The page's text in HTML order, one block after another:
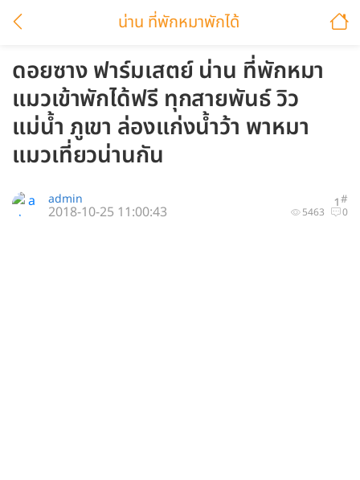
น่าน ที่พักหมาพักได้
ดอยซาง ฟาร์มเสตย์ น่าน ที่พักหมา
แมวเข้าพักได้ฟรี ทุกสายพันธ์ วิว
แม่น้ำ ภูเขา ล่องแก่งน้ำว้า พาหมา
แมวเที่ยวน่านกัน
1#
admin
5463 0
2018-10-25 11:00:43